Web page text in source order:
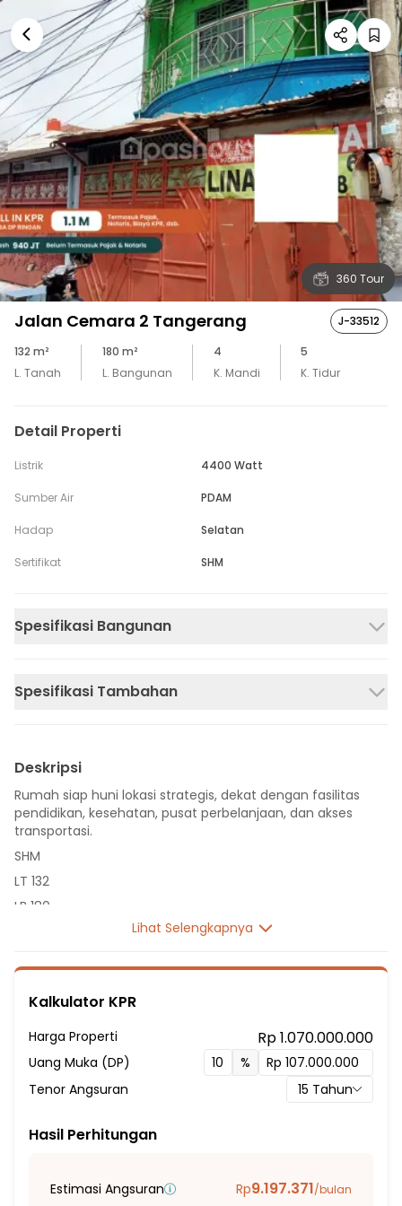
360 Tour
Jalan Cemara 2 Tangerang
J-33512
132 m²
L. Tanah
180 m²
L. Bangunan
4
K. Mandi
5
K. Tidur
Detail Properti
Listrik 4400 Watt
Sumber Air PDAM
Hadap Selatan
Sertifikat SHM
Spesifikasi Bangunan
Spesifikasi Tambahan
Deskripsi
Rumah siap huni lokasi strategis, dekat dengan fasilitas
pendidikan, kesehatan, pusat perbelanjaan, dan akses
transportasi.
SHM
LT 132
LB 180
Listrik 4400 VA
Sumber Air PDAM
Hadap Selatan
Fasilitas Sekitar Hunian:
2 Menit ke Sd Negeri Sukamantri 1
3 Menit ke SD-SMPKasih Bangsa
Lihat Selengkapnya
Kalkulator KPR
Harga Properti Rp 1.070.000.000
Uang Muka (DP)
%
Tenor Angsuran
15 Tahun
Hasil Perhitungan
Estimasi Angsuran Rp9.197.371/bulan